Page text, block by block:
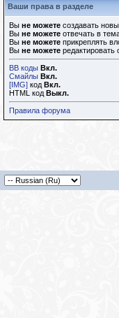
Ваши права в разделе
Вы не можете создавать
Вы не можете отвечать в
Вы не можете прикреплять
Вы не можете
BB коды Вкл.
Смайлы Вкл.
[IMG] код Вкл.
HTML код Выкл.
Правила форума